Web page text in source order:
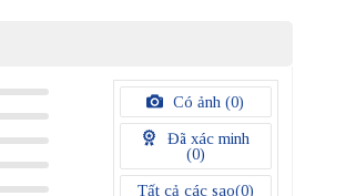
Có ảnh (0)
Đã xác minh
(0)
Tất cả các sao(0)